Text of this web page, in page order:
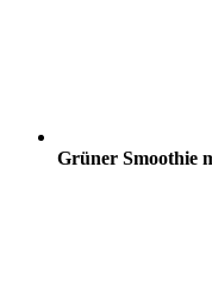
Grüner Smoothie